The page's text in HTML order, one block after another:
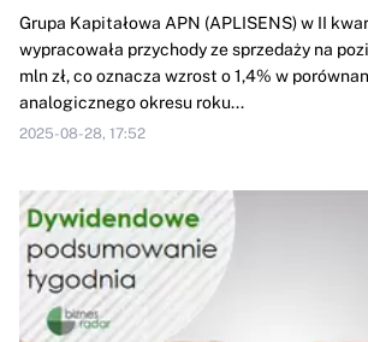
Grupa Kapitałowa APN (APLISENS) w II
wypracowała przychody ze sprzedaży na
mln zł, co oznacza wzrost o 1,4% w
analogicznego okresu roku...
2025-08-28, 17:52